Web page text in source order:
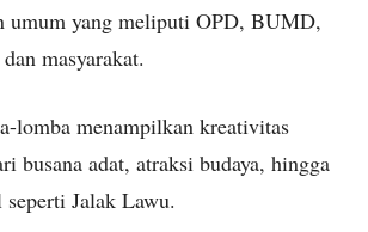
umum yang meliputi OPD, BUMD,
masyarakat.
lomba menampilkan kreativitas
busana adat, atraksi budaya, hingga
Jalak Lawu.